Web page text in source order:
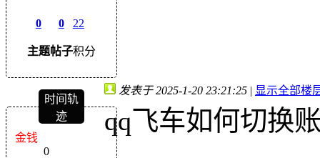
0
主题
0
帖子
22
积分
时间轨
迹
金钱
0
发表于 2025-1-20 23:21:25 | 显示全部楼
qq飞车如何切换